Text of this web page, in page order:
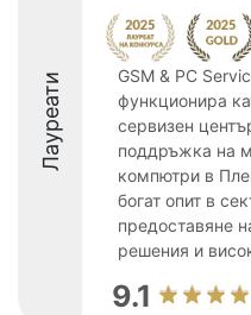
Лауреати
GSM & PC
функционира
сервизен
поддръжка на
компютри в
богат опит в
предоставяне
решения и
9.1